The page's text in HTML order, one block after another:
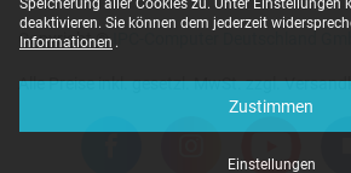
Speicherung aller Cookies zu. Unter Einstellungen
deaktivieren. Sie können dem jederzeit
Informationen .
Zustimmen
Einstellungen
Copyright ©
Alle Preise inkl. gesetzl. MwSt. zzgl.